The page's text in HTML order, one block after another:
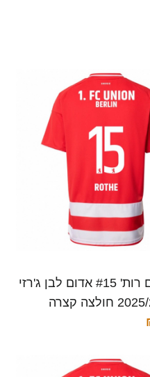
ילדים טום רות' #15 אדום לבן ג'רזי